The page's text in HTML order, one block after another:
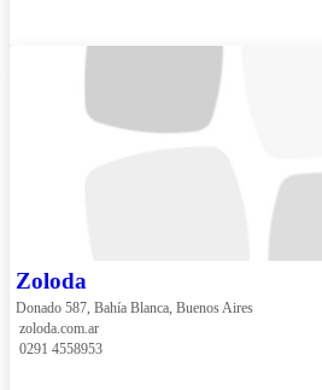
Zoloda
Donado 587, Bahía Blanca, Buenos Aires
zoloda.com.ar
0291 4558953